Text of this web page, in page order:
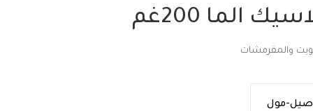
الما 200غم
والمقرمشات
مول